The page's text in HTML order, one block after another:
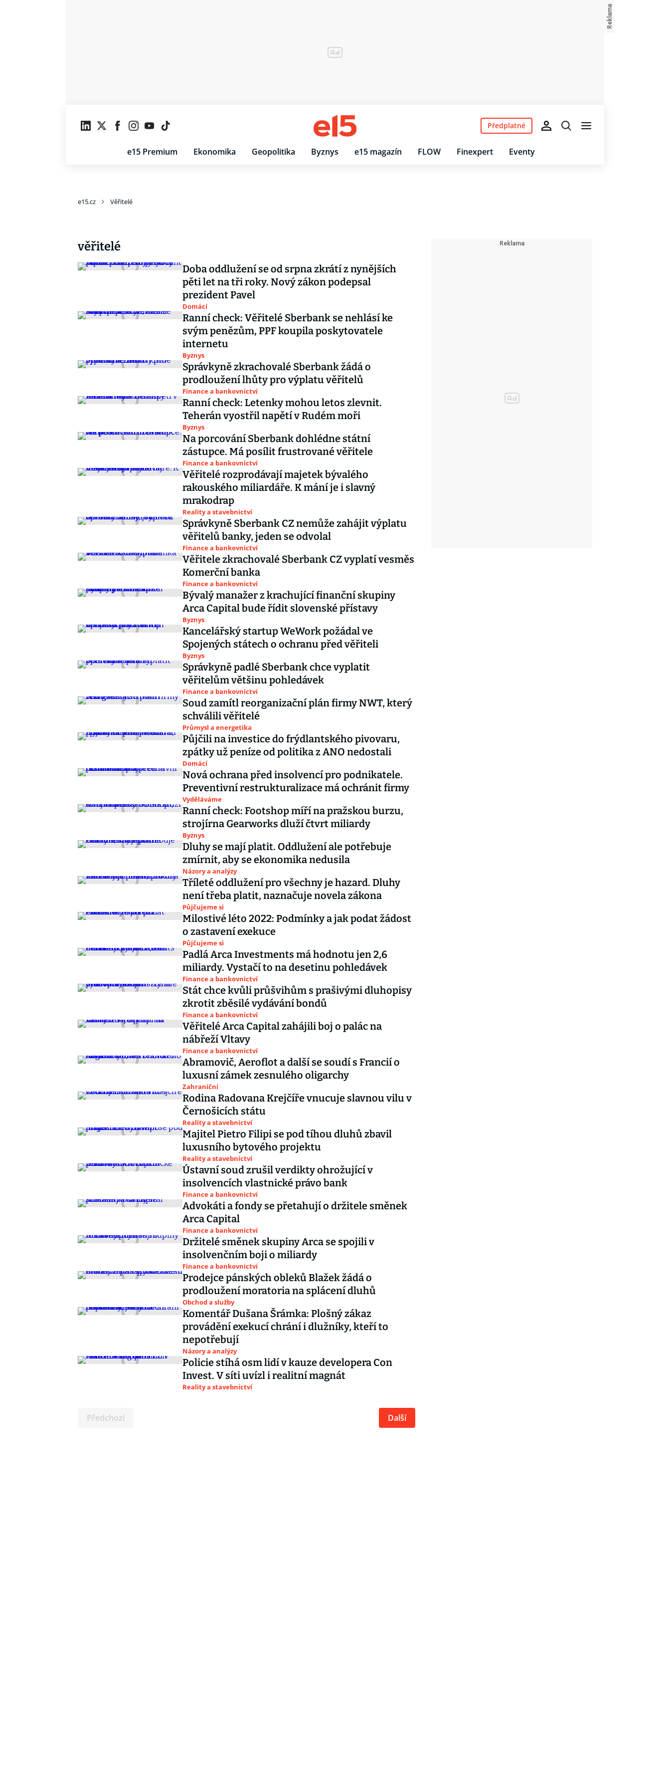
e15 Premium Ekonomika Geopolitika Byznys e15 magazín FLOW Finexpert Eventy
Předplatné
e15.cz Věřitelé
věřitelé
Doba oddlužení se od srpna zkrátí z nynějších
pěti let na tři roky. Nový zákon podepsal
prezident Pavel
Domácí
Ranní check: Věřitelé Sberbank se nehlásí ke
svým penězům, PPF koupila poskytovatele
internetu
Byznys
Správkyně zkrachovalé Sberbank žádá o
prodloužení lhůty pro výplatu věřitelů
Finance a bankovnictví
Ranní check: Letenky mohou letos zlevnit.
Teherán vyostřil napětí v Rudém moři
Byznys
Na porcování Sberbank dohlédne státní
zástupce. Má posílit frustrované věřitele
Finance a bankovnictví
Věřitelé rozprodávají majetek bývalého
rakouského miliardáře. K mání je i slavný
mrakodrap
Reality a stavebnictví
Správkyně Sberbank CZ nemůže zahájit výplatu
věřitelů banky, jeden se odvolal
Finance a bankovnictví
Věřitele zkrachovalé Sberbank CZ vyplatí vesměs
Komerční banka
Finance a bankovnictví
Bývalý manažer z krachující finanční skupiny
Arca Capital bude řídit slovenské přístavy
Byznys
Kancelářský startup WeWork požádal ve
Spojených státech o ochranu před věřiteli
Byznys
Správkyně padlé Sberbank chce vyplatit
věřitelům většinu pohledávek
Finance a bankovnictví
Soud zamítl reorganizační plán firmy NWT, který
schválili věřitelé
Průmysl a energetika
Půjčili na investice do frýdlantského pivovaru,
zpátky už peníze od politika z ANO nedostali
Domácí
Nová ochrana před insolvencí pro podnikatele.
Preventivní restrukturalizace má ochránit firmy
Vyděláváme
Ranní check: Footshop míří na pražskou burzu,
strojírna Gearworks dluží čtvrt miliardy
Byznys
Dluhy se mají platit. Oddlužení ale potřebuje
zmírnit, aby se ekonomika nedusila
Názory a analýzy
Tříleté oddlužení pro všechny je hazard. Dluhy
není třeba platit, naznačuje novela zákona
Půjčujeme si
Milostivé léto 2022: Podmínky a jak podat žádost
o zastavení exekuce
Půjčujeme si
Padlá Arca Investments má hodnotu jen 2,6
miliardy. Vystačí to na desetinu pohledávek
Finance a bankovnictví
Stát chce kvůli průšvihům s prašivými dluhopisy
zkrotit zběsilé vydávání bondů
Finance a bankovnictví
Věřitelé Arca Capital zahájili boj o palác na
nábřeží Vltavy
Finance a bankovnictví
Abramovič, Aeroflot a další se soudí s Francií o
luxusní zámek zesnulého oligarchy
Zahraniční
Rodina Radovana Krejčíře vnucuje slavnou vilu v
Černošicích státu
Reality a stavebnictví
Majitel Pietro Filipi se pod tíhou dluhů zbavil
luxusního bytového projektu
Reality a stavebnictví
Ústavní soud zrušil verdikty ohrožující v
insolvencích vlastnické právo bank
Finance a bankovnictví
Advokáti a fondy se přetahují o držitele směnek
Arca Capital
Finance a bankovnictví
Držitelé směnek skupiny Arca se spojili v
insolvenčním boji o miliardy
Finance a bankovnictví
Prodejce pánských obleků Blažek žádá o
prodloužení moratoria na splácení dluhů
Obchod a služby
Komentář Dušana Šrámka: Plošný zákaz
provádění exekucí chrání i dlužníky, kteří to
nepotřebují
Názory a analýzy
Policie stíhá osm lidí v kauze developera Con
Invest. V síti uvízl i realitní magnát
Reality a stavebnictví
Předchozí Další